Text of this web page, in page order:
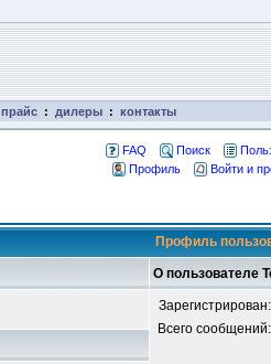
прайс : дилеры : контакты
FAQ Поиск
Профиль
Войти и
Профиль
О пользователе
Зарегистрирован:
Всего сообщений: